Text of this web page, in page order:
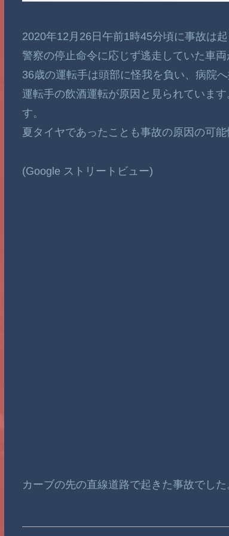
2020年12月26日午前1時45分頃に事故は起
警察の停止命令に応じず逃走していた車
36歳の運転手は頭部に怪我を負い、病院へ
運転手の飲酒運転が原因と見られていま
す。
夏タイヤであったことも事故の原因の可能
(Google ストリートビュー)
カーブの先の直線道路で起きた事故でした